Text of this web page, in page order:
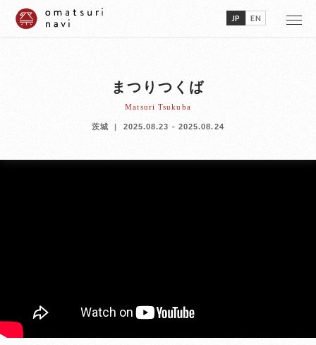
JP EN
まつりつくば
Matsuri Tsukuba
茨城 2025.08.23 - 2025.08.24